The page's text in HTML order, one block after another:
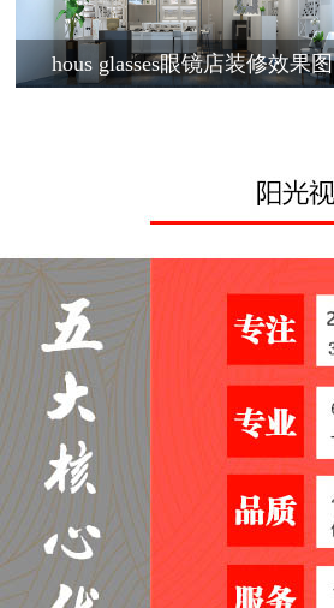
hous glasses眼镜店装修效果图